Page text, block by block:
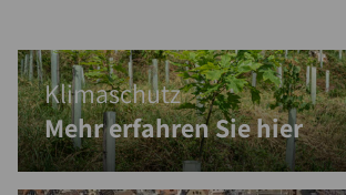
Klimaschutz
Mehr erfahren Sie hier